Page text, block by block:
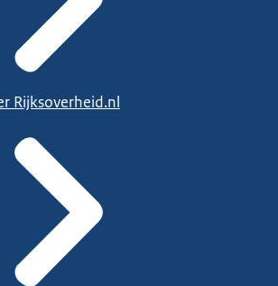
Rijksoverheid.nl